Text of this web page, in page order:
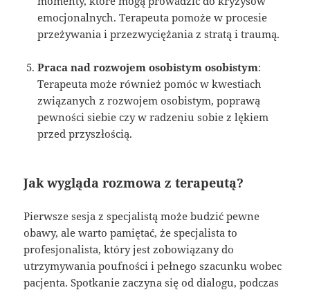
emocjonalnych. Terapeuta pomoże w procesie
przeżywania i przezwyciężania z stratą i traumą.
Praca nad rozwojem osobistym osobistym:
Terapeuta może również pomóc w kwestiach
związanych z rozwojem osobistym, poprawą
pewności siebie czy w radzeniu sobie z lękiem
przed przyszłością.
Jak wygląda rozmowa z terapeutą?
Pierwsze sesja z specjalistą może budzić pewne
obawy, ale warto pamiętać, że specjalista to
profesjonalista, który jest zobowiązany do
utrzymywania poufności i pełnego szacunku wobec
pacjenta. Spotkanie zaczyna się od dialogu, podczas